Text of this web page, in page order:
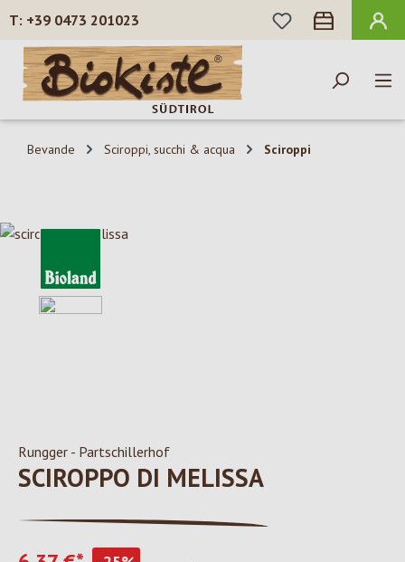
Passa al contenuto principale
+39 0473 201023
HAI 0 ARTICOLI
Bevande Sciroppi, succhi & acqua Sciroppi
Salta la galleria di immagini
Rungger - Partschillerhof
SCIROPPO DI MELISSA